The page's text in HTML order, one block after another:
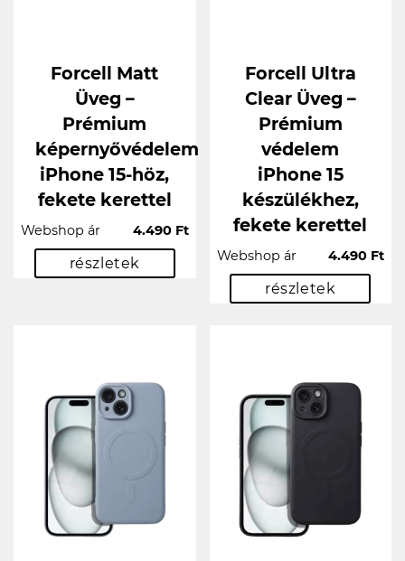
Forcell Matt
Üveg –
Prémium
képernyővédelem
iPhone 15-höz,
fekete kerettel
Webshop ár 4.490 Ft
részletek
Forcell Ultra
Clear Üveg –
Prémium
védelem
iPhone 15
készülékhez,
fekete kerettel
Webshop ár 4.490 Ft
részletek